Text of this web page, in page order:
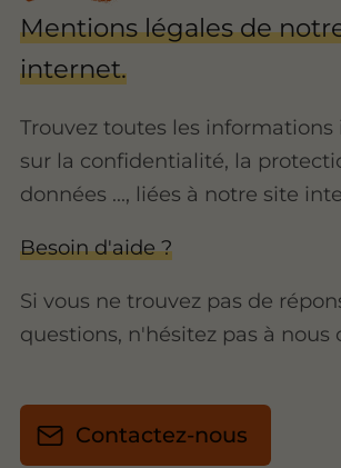
Mentions légales de
internet.
Trouvez toutes les
sur la confidentialité, la
données ..., liées à notre site
Besoin d'aide ?
Si vous ne trouvez pas de
questions, n'hésitez pas à nous
Contactez-nous